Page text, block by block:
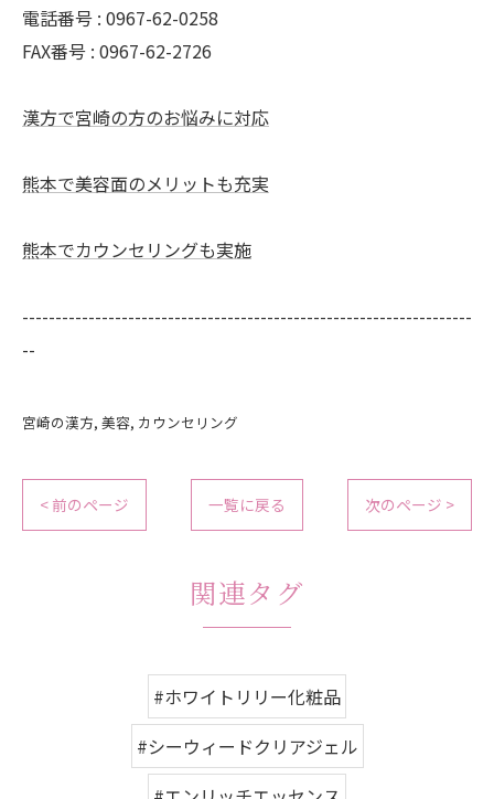
電話番号 : 0967-62-0258
FAX番号 : 0967-62-2726
漢方で宮崎の方のお悩みに対応
熊本で美容面のメリットも充実
熊本でカウンセリングも実施
--------------------------------------------------------------------
--
宮崎の漢方 美容 カウンセリング
< 前のページ 一覧に戻る 次のページ >
関連タグ
#ホワイトリリー化粧品
#シーウィードクリアジェル